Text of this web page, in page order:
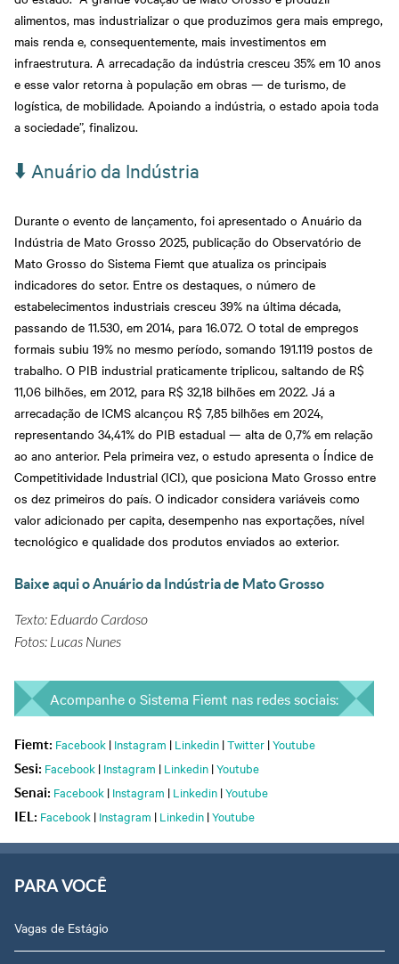
alimentos, mas industrializar o que produzimos gera mais emprego,
mais renda e, consequentemente, mais investimentos em
infraestrutura. A arrecadação da indústria cresceu 35% em 10 anos
e esse valor retorna à população em obras — de turismo, de
logística, de mobilidade. Apoiando a indústria, o estado apoia toda
a sociedade”, finalizou.
⬇️ Anuário da Indústria
Durante o evento de lançamento, foi apresentado o Anuário da
Indústria de Mato Grosso 2025, publicação do Observatório de
Mato Grosso do Sistema Fiemt que atualiza os principais
indicadores do setor. Entre os destaques, o número de
estabelecimentos industriais cresceu 39% na última década,
passando de 11.530, em 2014, para 16.072. O total de empregos
formais subiu 19% no mesmo período, somando 191.119 postos de
trabalho. O PIB industrial praticamente triplicou, saltando de R$
11,06 bilhões, em 2012, para R$ 32,18 bilhões em 2022. Já a
arrecadação de ICMS alcançou R$ 7,85 bilhões em 2024,
representando 34,41% do PIB estadual — alta de 0,7% em relação
ao ano anterior. Pela primeira vez, o estudo apresenta o Índice de
Competitividade Industrial (ICI), que posiciona Mato Grosso entre
os dez primeiros do país. O indicador considera variáveis como
valor adicionado per capita, desempenho nas exportações, nível
tecnológico e qualidade dos produtos enviados ao exterior.
Baixe aqui o Anuário da Indústria de Mato Grosso
Texto: Eduardo Cardoso
Fotos: Lucas Nunes
Acompanhe o Sistema Fiemt nas redes sociais:
Fiemt: Facebook | Instagram | Linkedin |Twitter |Youtube
Sesi: Facebook | Instagram | Linkedin |Youtube
Senai: Facebook | Instagram | Linkedin |Youtube
IEL: Facebook | Instagram | Linkedin |Youtube
PARA VOCÊ
Vagas de Estágio